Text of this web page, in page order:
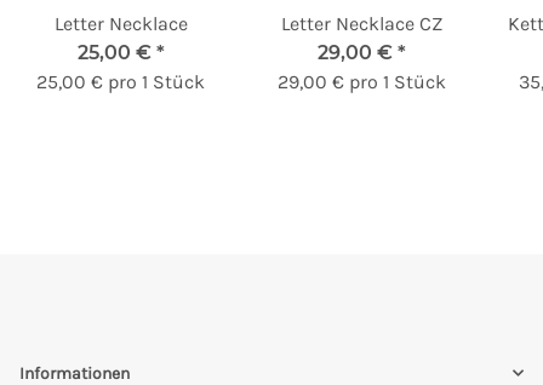
Letter Necklace
25,00 € *
25,00 € pro 1 Stück
Letter Necklace CZ
29,00 € *
29,00 € pro 1 Stück
Informationen